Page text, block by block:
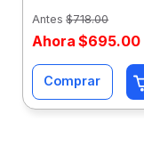
Antes $718.00
Ahora $695.00
Comprar